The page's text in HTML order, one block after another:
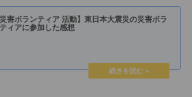
災害ボランティア 活動】東日本大震災の災害ボラ
ィアに参加した感想